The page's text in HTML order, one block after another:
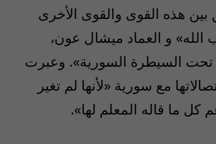
هذه القوى والقوى الأخرى
الله» و العماد ميشال عون،
تحت السيطرة السورية». وعبرت
مع سورية «لأنها لم تغير
كل ما قاله المعلم لها».